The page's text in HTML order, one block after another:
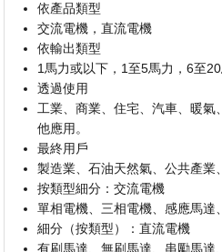
依產品類型
交流電機，直流電機
依輸出類型
1馬力或以下，1至5馬力，6至
透過使用
工業、商業、住宅、汽車、暖氣
他應用。
最終用戶
製造業、石油天然氣、公共產業
按類型細分：交流電機
單相電機、三相電機、感應馬達
細分（按類型）：直流電機
有刷馬達、無刷馬達、串勵馬達